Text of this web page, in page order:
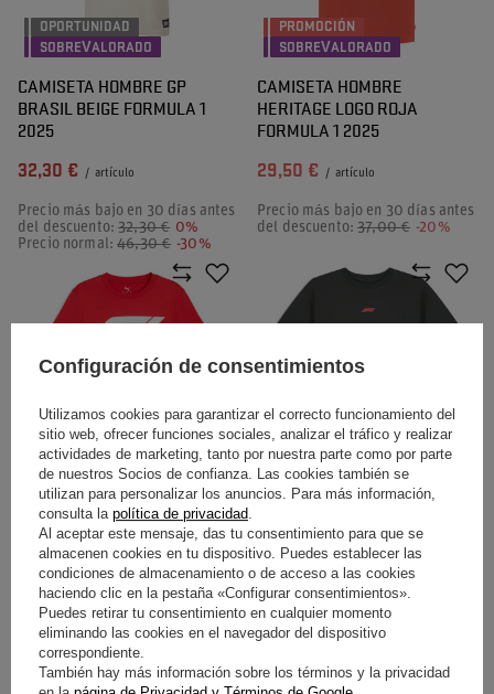
OPORTUNIDAD
SOBREVALORADO
CAMISETA HOMBRE GP
BRASIL BEIGE FORMULA 1
2025
32,30 € / artículo
Precio más bajo en 30 días antes
del descuento:32,30 € 0%
Precio normal:46,30 € -30%
PROMOCIÓN
SOBREVALORADO
CAMISETA HOMBRE
HERITAGE LOGO ROJA
FORMULA 1 2025
29,50 € / artículo
Precio más bajo en 30 días antes
del descuento:37,00 € -20%
CAMISETA DE HOMBRE LOGO
FORMULA 1 2026 ROJO
30,00 € / artículo
CAMISETA DE HOMBRE RDW
NEGRO
34,70 € artículo
Configuración de consentimientos
Utilizamos cookies para garantizar el correcto funcionamiento del
sitio web, ofrecer funciones sociales, analizar el tráfico y realizar
actividades de marketing, tanto por nuestra parte como por parte
de nuestros Socios de confianza. Las cookies también se
utilizan para personalizar los anuncios. Para más información,
consulta la política de privacidad
Al aceptar este mensaje, das tu consentimiento para que se
almacenen cookies en tu dispositivo. Puedes establecer las
condiciones de almacenamiento o de acceso a las cookies
haciendo clic en la pestaña «Configurar consentimientos».
Puedes retirar tu consentimiento en cualquier momento
eliminando las cookies en el navegador del dispositivo
correspondiente.
También hay más información sobre los términos y la privacidad